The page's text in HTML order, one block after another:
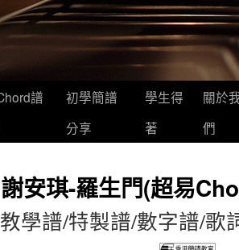
譜
初學簡譜
分享
學生得
著
關於
們
安琪-羅生門(超易
學譜/特製譜/數字譜/歌